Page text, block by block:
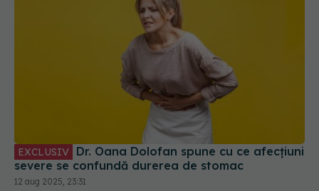
EXCLUSIV
severe se confundă durerea de stomac
12 aug 2025, 23:31